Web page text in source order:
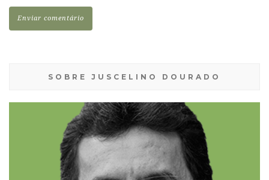
SOBRE JUSCELINO DOURADO